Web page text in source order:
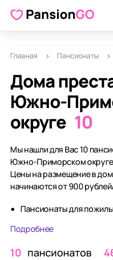
Главная Пансионаты
Дома
Южно-
округе 10
Мы нашли для Вас 10
Южно-Приморском округе
Цены на размещение в
начинаются от 900
Пансионаты для
Подробнее
10 пансионатов